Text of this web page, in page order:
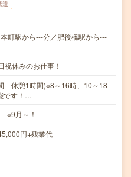
遣
町駅から---分／肥後橋駅から---
休みのお仕事！
休憩1時間)※8～16時、10～18
です！…
※9月～！
円+残業代